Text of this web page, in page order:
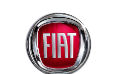
У цьому випадку
нашими професійними
типу), фурнітуру